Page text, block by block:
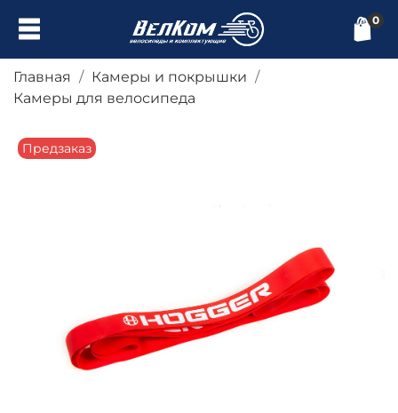
0
Главная
Камеры и покрышки
Камеры для велосипеда
Предзаказ